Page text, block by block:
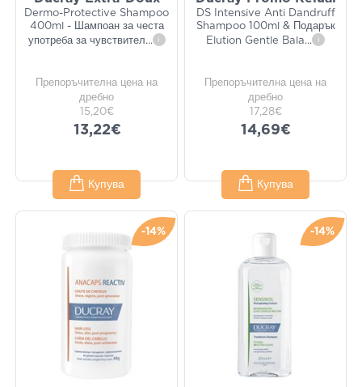
Dermo-Protective Shampoo
400ml - Шампоан за честа
употреба за чувствител... i
Препоръчителна цена на
дребно
15,20€
13,22€
Купува
DS Intensive Anti Dandruff
Shampoo 100ml & Подарък
Elution Gentle Bala... i
Препоръчителна цена на
дребно
17,28€
14,69€
Купува
-14% -14%